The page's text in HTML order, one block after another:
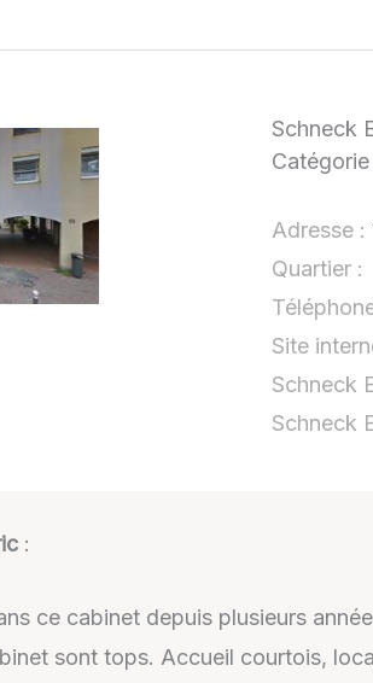
Schneck
Catégorie
Adresse :
Quartier :
Site
Schneck
Schneck
:
ce cabinet depuis plusieurs
sont tops. Accueil courtois,